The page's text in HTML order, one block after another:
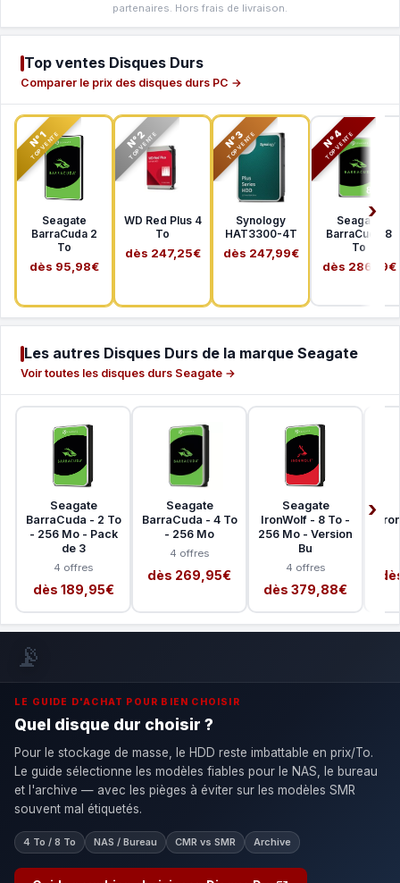
partenaires. Hors frais de livraison.
Top ventes Disques Durs
Comparer le prix des disques durs PC →
N°1
TOP VENTE
Seagate
BarraCuda 2
To
dès 95,98€
N°2
TOP VENTE
WD Red Plus 4
To
dès 247,25€
N°3
TOP VENTE
Synology
HAT3300-4T
dès 247,99€
N°4
TOP VENTE
Seagate
BarraCuda 8
To
dès 286,19€
Les autres Disques Durs de la marque Seagate
Voir toutes les disques durs Seagate →
Seagate
BarraCuda - 2 To
- 256 Mo - Pack
de 3
4 offres
dès 189,95€
Seagate
BarraCuda - 4 To
- 256 Mo
4 offres
dès 269,95€
Seagate
IronWolf - 8 To -
256 Mo - Version
Bu
4 offres
dès 379,88€
📡
LE GUIDE D'ACHAT POUR BIEN CHOISIR
Quel disque dur choisir ?
Pour le stockage de masse, le HDD reste imbattable en prix/To.
Le guide sélectionne les modèles fiables pour le NAS, le bureau
et l'archive — avec les pièges à éviter sur les modèles SMR
souvent mal étiquetés.
4 To / 8 To NAS / Bureau CMR vs SMR Archive